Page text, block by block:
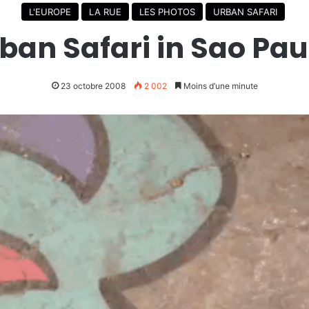
L'EUROPE LA RUE LES PHOTOS URBAN SAFARI
Safari in Sao
23 octobre 2008 2 002 Moins d’une minute